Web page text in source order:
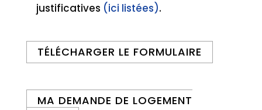
justificatives (ici listées).
TÉLÉCHARGER LE FORMULAIRE
MA DEMANDE DE LOGEMENT